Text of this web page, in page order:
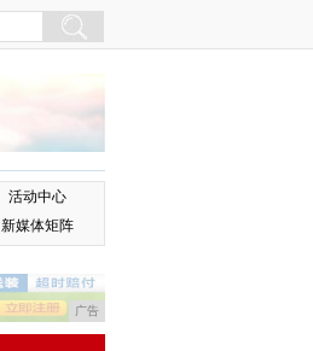
活动中心
新媒体矩阵
广告